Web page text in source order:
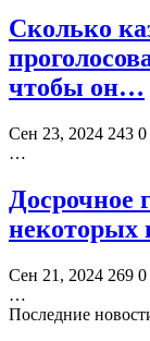
Сколько
чтобы он…
Сен 23, 2024 243 0
…
Досрочное
Сен 21, 2024 269 0
…
Последние